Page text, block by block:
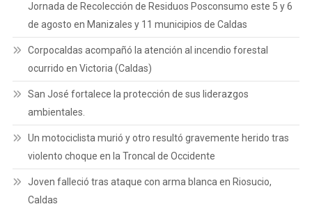
Jornada de Recolección de Residuos Posconsumo este 5 y 6
de agosto en Manizales y 11 municipios de Caldas
Corpocaldas acompañó la atención al incendio forestal
ocurrido en Victoria (Caldas)
San José fortalece la protección de sus liderazgos
ambientales.
Un motociclista murió y otro resultó gravemente herido tras
violento choque en la Troncal de Occidente
Joven falleció tras ataque con arma blanca en Riosucio,
Caldas